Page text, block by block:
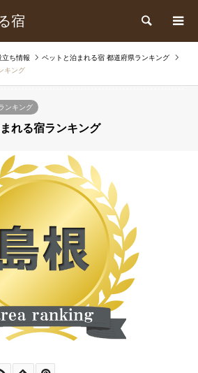
宿 検索
ち情報
ペットと泊まれる宿 都道府県ランキング
キング
ンキング
れる宿ランキング